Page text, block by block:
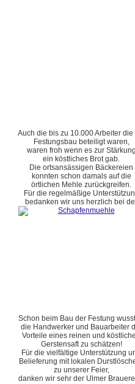
Auch die bis zu 10.000 Arbeiter die
Festungsbau beteiligt waren,
waren froh wenn es zur Stärkung
ein köstliches Brot gab.
Die ortsansässigen Bäckereien
konnten schon damals auf die
örtlichen Mehle zurückgreifen.
Für die regelmäßige
bedanken wir uns herzlich bei
Schon beim Bau der Festung
die Handwerker und Bauarbeiter
Vorteile eines reinen und
Gerstensaft zu schätzen!
Für die vielfältige Unterstützung
Belieferung mit lokalen
zu unserer Feier,
danken wir sehr der Ulmer